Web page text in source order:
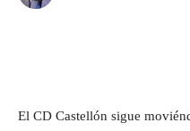
El CD Castellón sigue